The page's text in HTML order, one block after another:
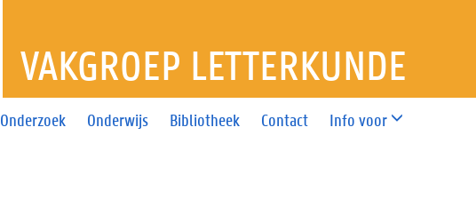
Onderzoek Onderwijs Bibliotheek Contact Info voor
VAKGROEP LETTERKUNDE